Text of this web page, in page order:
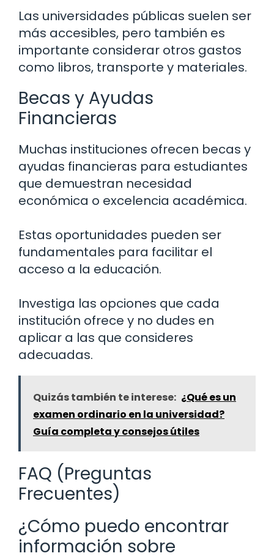
Las universidades públicas suelen ser
más accesibles, pero también es
importante considerar otros gastos
como libros, transporte y materiales.
Becas y Ayudas
Financieras
Muchas instituciones ofrecen becas y
ayudas financieras para estudiantes
que demuestran necesidad
económica o excelencia académica.
Estas oportunidades pueden ser
fundamentales para facilitar el
acceso a la educación.
Investiga las opciones que cada
institución ofrece y no dudes en
aplicar a las que consideres
adecuadas.
Quizás también te interese: ¿Qué es un
examen ordinario en la universidad?
Guía completa y consejos útiles
FAQ (Preguntas
Frecuentes)
¿Cómo puedo encontrar
información sobre